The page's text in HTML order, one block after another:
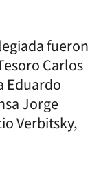
fueron
Carlos
Eduardo
Jorge
Verbitsky,